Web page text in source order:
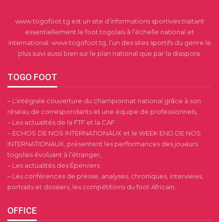
www.togofoot.tg est un site d’informations sportives traitant
essentiellement le foot togolais à l’échelle national et
international. www.togofoot.tg, l’un des sites sportifs du genre le
plus suivi aussi bien sur le plan national que par la diaspora.
TOGO FOOT
– L’intégrale couverture du championnat national grâce à son
réseau de correspondants et une équipe de professionnels,
– Les actualités de la FTF et la CAF
– ECHOS DE NOS INTERNATIONAUX et le WEEK END DE NOS
INTERNATIONAUX, présentent les performances des joueurs
togolais évoluant à l’étranger,
– Les actualités des Éperviers
– Les conférences de presse, analyses, chroniques, interviews,
portraits et dossiers, les compétitions du foot Africain.
OFFICE